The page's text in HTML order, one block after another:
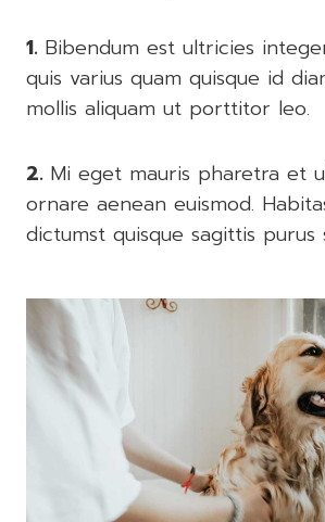
1. Bibendum est ultricies
quis varius quam quisque id
mollis aliquam ut porttitor leo.
2. Mi eget mauris pharetra et
ornare aenean euismod.
dictumst quisque sagittis purus